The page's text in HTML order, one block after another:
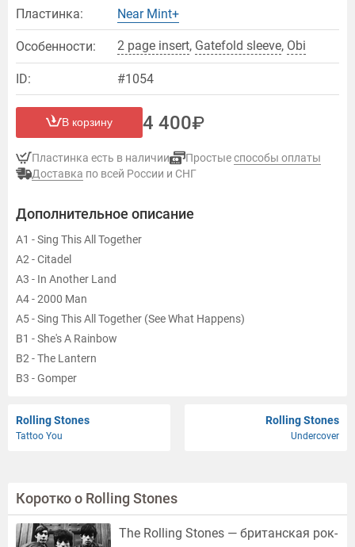
Пластинка: Near Mint+
Особенности: 2 page insert, Gatefold sleeve, Оbi
ID: #1054
В корзину 4 400
Пластинка есть в наличии Простыеспособы оплаты
Доставка по всей России и СНГ
Дополнительное описание
A1 - Sing This All Together
A2 - Citadel
A3 - In Another Land
A4 - 2000 Man
A5 - Sing This All Together (See What Happens)
B1 - She's A Rainbow
B2 - The Lantern
B3 - Gomper
B5 - On With The Show
Rolling Stones
Tattoo You
Rolling Stones
Undercover
Коротко о Rolling Stones
The Rolling Stones — британская рок-